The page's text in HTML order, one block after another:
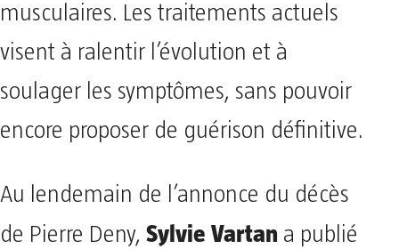
musculaires. Les traitements actuels
visent à ralentir l’évolution et à
soulager les symptômes, sans pouvoir
encore proposer de guérison définitive.
Au lendemain de l’annonce du décès
de Pierre Deny, Sylvie Vartan a publié